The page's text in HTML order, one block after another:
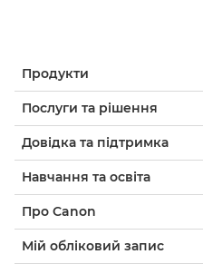
Продукти
Послуги та рішення
Довідка та підтримка
Навчання та освіта
Про Canon
Мій обліковий запис